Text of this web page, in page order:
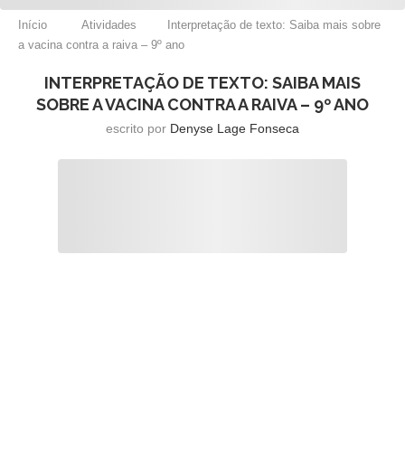
Início Atividades
Interpretação de texto: Saiba mais sobre
a vacina contra a raiva – 9º ano
INTERPRETAÇÃO DE TEXTO: SAIBA MAIS
SOBRE A VACINA CONTRA A RAIVA – 9º ANO
escrito por Denyse Lage Fonseca